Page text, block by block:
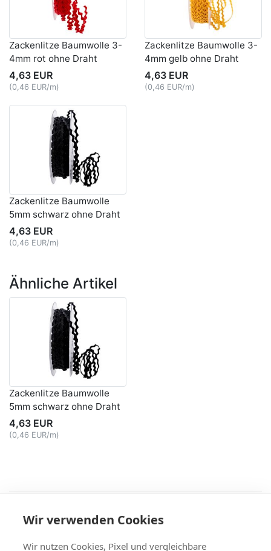
Zackenlitze Baumwolle 3-
4mm rot ohne Draht
4,63 EUR
(0,46 EUR/m)
Zackenlitze Baumwolle 3-
4mm gelb ohne Draht
4,63 EUR
(0,46 EUR/m)
Zackenlitze Baumwolle
5mm schwarz ohne Draht
4,63 EUR
(0,46 EUR/m)
Ähnliche Artikel
Zackenlitze Baumwolle
5mm schwarz ohne Draht
4,63 EUR
(0,46 EUR/m)
AGB
| Widerruf & -formular | Datenschutz
Wir verwenden Cookies
Wir nutzen Cookies, Pixel und vergleichbare